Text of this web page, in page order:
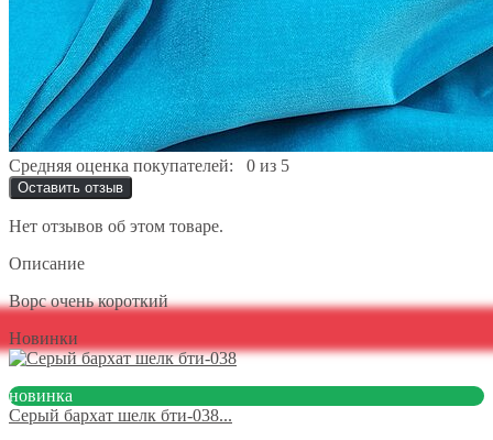
Средняя оценка покупателей: 0 из 5
Оставить отзыв
Нет отзывов об этом товаре.
Описание
Ворс очень короткий
Новинки
новинка
Серый бархат шелк бти-038...